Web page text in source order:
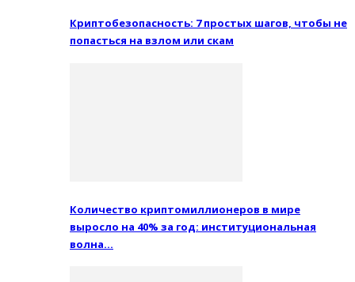
Криптобезопасность: 7 простых шагов, чтобы не
попасться на взлом или скам
Количество криптомиллионеров в мире
выросло на 40% за год: институциональная
волна…